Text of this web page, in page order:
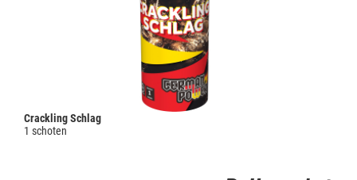
Crackling Schlag
1 schoten